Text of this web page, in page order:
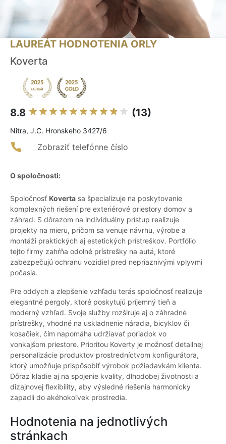
LAUREÁT HODNOTENIA ORLY
Koverta
8.8 (13)
Nitra, J.C. Hronskeho 3427/6
Zobraziť telefónne číslo
O spoločnosti:
Spoločnosť Koverta sa špecializuje na poskytovanie
komplexných riešení pre exteriérové priestory domov a
záhrad. S dôrazom na individuálny prístup realizuje
projekty na mieru, pričom sa venuje návrhu, výrobe a
montáži praktických aj estetických prístreškov. Portfólio
tejto firmy zahŕňa odolné prístrešky na autá, ktoré
zabezpečujú ochranu vozidiel pred nepriaznivými vplyvmi
počasia.
Pre oddych a zlepšenie vzhľadu terás spoločnosť realizuje
elegantné pergoly, ktoré poskytujú príjemný tieň a
moderný vzhľad. Svoje služby rozširuje aj o záhradné
prístrešky, vhodné na uskladnenie náradia, bicyklov či
kosačiek, čím napomáha udržiavať poriadok vo
vonkajšom priestore. Prioritou Koverty je možnosť detailnej
personalizácie produktov prostredníctvom konfigurátora,
ktorý umožňuje prispôsobiť výrobok požiadavkám klienta.
Dôraz kladie aj na spojenie kvality, dlhodobej životnosti a
dizajnovej flexibility, aby výsledné riešenia harmonicky
zapadli do akéhokoľvek prostredia.
Hodnotenia na jednotlivých
stránkach